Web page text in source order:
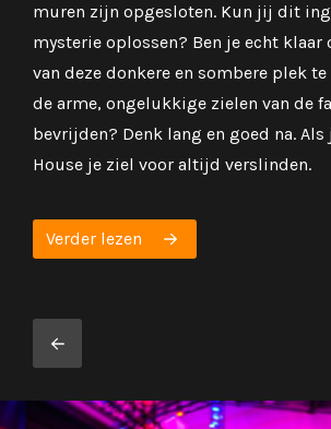
muren zijn opgesloten. Kun jij dit
mysterie oplossen? Ben je echt klaar
van deze donkere en sombere plek
de arme, ongelukkige zielen van de
bevrijden? Denk lang en goed na. Als
House je ziel voor altijd verslinden.
Verder lezen